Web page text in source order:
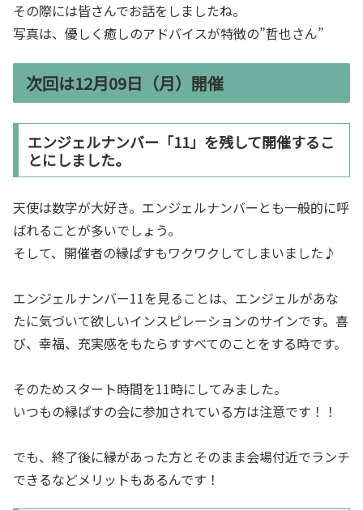
その際には皆さんでお話をしましたね。
写真は、優しく癒しのアドバイスが特徴の”哲也さん”
次回は12月09日（月）開催
エンジェルナンバー「11」を残して開催するこ
とにしました。
天使は数字が大好き。エンジェルナンバーとも一般的に呼
ばれることが多いでしょう。
そして、開催者の縁ぱすもワクワクしてしまいました♪
エンジェルナンバー11を見ることは、エンジェルがあな
たに気づいて欲しいインスピレーションのサインです。喜
び、幸福、充実感をもたらすすべてのことをする時です。
そのためスタート時間を11時にしてみました。
いつもの縁ぱすの会に参加されている方は注意です！！
でも、終了後に縁があった方とそのまま会場付近でランチ
できるなどメリットもあるんです！